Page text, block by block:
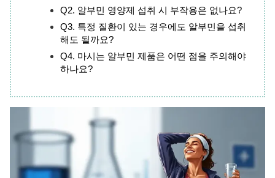
Q2. 알부민 영양제 섭취 시 부작용은 없나요?
Q3. 특정 질환이 있는 경우에도 알부민을 섭취
해도 될까요?
Q4. 마시는 알부민 제품은 어떤 점을 주의해야
하나요?